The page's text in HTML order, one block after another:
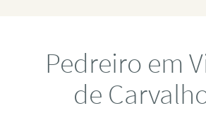
Pedreiro em
de